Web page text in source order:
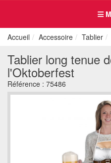
Accueil Accessoire Tablier
Tablier long tenue
l'Oktoberfest
Référence : 75486